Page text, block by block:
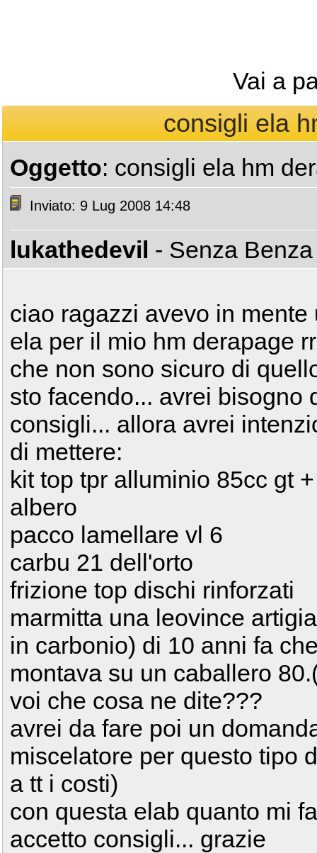
Vai a
consigli ela
Oggetto: consigli ela hm
Inviato: 9 Lug 2008 14:48
lukathedevil - Senza
ciao ragazzi avevo in mente
ela per il mio hm derapage
che non sono sicuro di
sto facendo... avrei bisogno
consigli... allora avrei
di mettere:
kit top tpr alluminio 85cc gt +
albero
pacco lamellare vl 6
carbu 21 dell'orto
frizione top dischi rinforzati
marmitta una leovince
in carbonio) di 10 anni fa
montava su un caballero
voi che cosa ne dite???
avrei da fare poi un
miscelatore per questo tipo
a tt i costi)
con questa elab quanto mi
accetto consigli... grazie